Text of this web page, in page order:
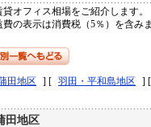
オフィス相場をご紹介します。
費の表示は消費税（5％）を含み
田地区 ] [ 羽田・平和島地区 ] [
田地区